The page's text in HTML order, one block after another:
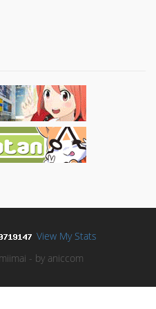
View My Stats
- by aniccom